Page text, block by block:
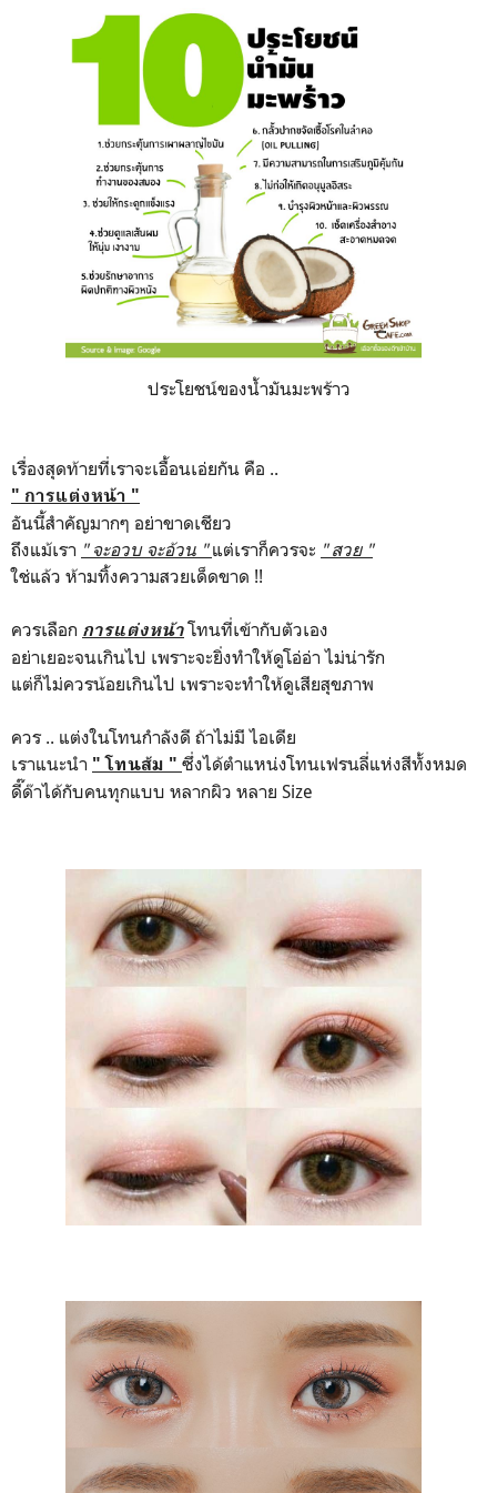
ประโยชน์ของน้ำมันมะพร้าว
เรื่องสุดท้ายที่เราจะเอื้อนเอ่ยกัน คือ ..
" การแต่งหน้า "
อันนี้สำคัญมากๆ อย่าขาดเชียว
ถึงแม้เรา " จะอวบ จะอ้วน "แต่เราก็ควรจะ " สวย "
ใช่แล้ว ห้ามทิ้งความสวยเด็ดขาด !!
ควรเลือก การแต่งหน้าโทนที่เข้ากับตัวเอง
อย่าเยอะจนเกินไป เพราะจะยิ่งทำให้ดูโอ่อ่า ไม่น่ารัก
แต่ก็ไม่ควรน้อยเกินไป เพราะจะทำให้ดูเสียสุขภาพ
ควร .. แต่งในโทนกำลังดี ถ้าไม่มี ไอเดีย
เราแนะนำ " โทนส้ม " ซึ่งได้ตำแหน่งโทนเฟรนลี่แห่งสีทั้งหมด
ดี๊ด๊าได้กับคนทุกแบบ หลากผิว หลาย Size